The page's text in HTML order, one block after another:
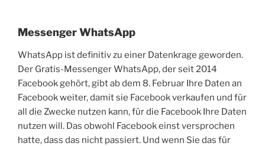
Messenger WhatsApp
WhatsApp ist definitiv zu einer Datenkrage geworden.
Der Gratis-Messenger WhatsApp, der seit 2014
Facebook gehört, gibt ab dem 8. Februar Ihre Daten an
Facebook weiter, damit sie Facebook verkaufen und für
all die Zwecke nutzen kann, für die Facebook Ihre Daten
nutzen will. Das obwohl Facebook einst versprochen
hatte, dass das nicht passiert. Und wenn Sie das für